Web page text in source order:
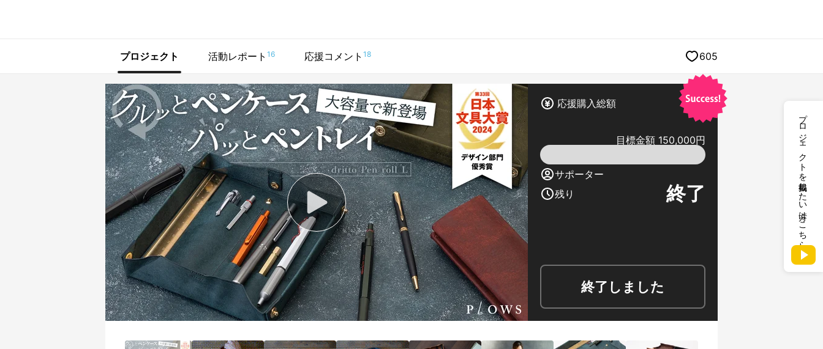
プロジェクトを掲載したい方はこちら
プロジェクト 活動レポート 16 応援コメント 18 605
応援購入総額
目標金額 150,000円
サポーター
残り
終了
終了しました